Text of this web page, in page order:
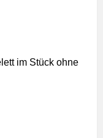
im Stück ohne